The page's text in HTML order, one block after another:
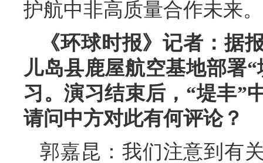
护航中非高质量合作未来。
《环球时报》记者：据
儿岛县鹿屋航空基地部署
习。演习结束后，“堤丰”
请问中方对此有何评论？
郭嘉昆：我们注意到有